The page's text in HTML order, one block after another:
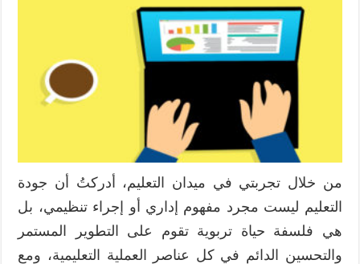
ومتطلبات
تحقيقها
مغلقة
من خلال تجربتي في ميدان التعليم، أدركتُ أن جودة
التعليم ليست مجرد مفهوم إداري أو إجراء تنظيمي، بل
هي فلسفة حياة تربوية تقوم على التطوير المستمر
والتحسين الدائم في كل عناصر العملية التعليمية، ومع